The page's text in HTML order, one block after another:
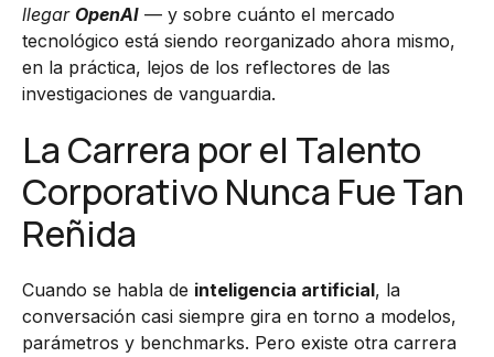
llegar OpenAI — y sobre cuánto el mercado
tecnológico está siendo reorganizado ahora mismo,
en la práctica, lejos de los reflectores de las
investigaciones de vanguardia.
La Carrera por el Talento
Corporativo Nunca Fue Tan
Reñida
Cuando se habla de inteligencia artificial, la
conversación casi siempre gira en torno a modelos,
parámetros y benchmarks. Pero existe otra carrera